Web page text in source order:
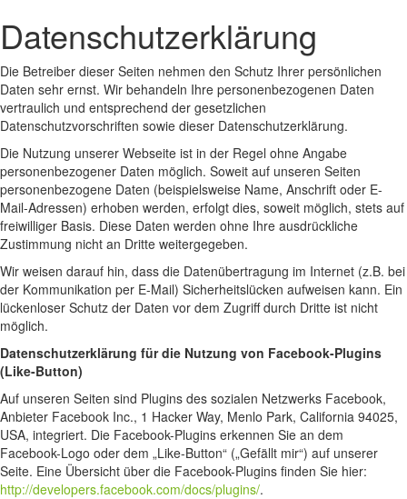
Datenschutzerklärung
Die Betreiber dieser Seiten nehmen den Schutz Ihrer persönlichen
Daten sehr ernst. Wir behandeln Ihre personenbezogenen Daten
vertraulich und entsprechend der gesetzlichen
Datenschutzvorschriften sowie dieser Datenschutzerklärung.
Die Nutzung unserer Webseite ist in der Regel ohne Angabe
personenbezogener Daten möglich. Soweit auf unseren Seiten
personenbezogene Daten (beispielsweise Name, Anschrift oder E-
Mail-Adressen) erhoben werden, erfolgt dies, soweit möglich, stets auf
freiwilliger Basis. Diese Daten werden ohne Ihre ausdrückliche
Zustimmung nicht an Dritte weitergegeben.
Wir weisen darauf hin, dass die Datenübertragung im Internet (z.B. bei
der Kommunikation per E-Mail) Sicherheitslücken aufweisen kann. Ein
lückenloser Schutz der Daten vor dem Zugriff durch Dritte ist nicht
möglich.
Datenschutzerklärung für die Nutzung von Facebook-Plugins
(Like-Button)
Auf unseren Seiten sind Plugins des sozialen Netzwerks Facebook,
Anbieter Facebook Inc., 1 Hacker Way, Menlo Park, California 94025,
USA, integriert. Die Facebook-Plugins erkennen Sie an dem
Facebook-Logo oder dem „Like-Button“ („Gefällt mir“) auf unserer
Seite. Eine Übersicht über die Facebook-Plugins finden Sie hier:
http://developers.facebook.com/docs/plugins/.